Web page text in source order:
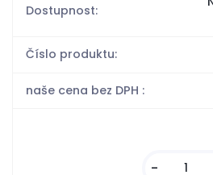
Dostupnost:
Číslo produktu:
naše cena bez DPH :
-